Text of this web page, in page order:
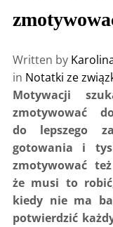
Written by
in Notatki ze
Motywacji
zmotywować
do lepszego
gotowania i
zmotywować
że musi to
kiedy nie ma
potwierdzić